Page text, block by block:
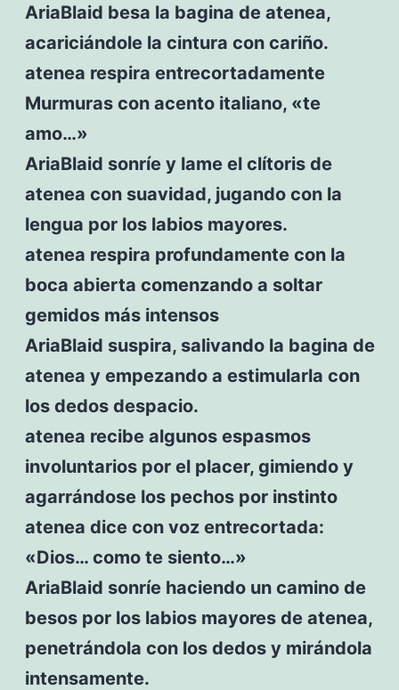
AriaBlaid besa la bagina de atenea,
acariciándole la cintura con cariño.
atenea respira entrecortadamente
Murmuras con acento italiano, «te
amo…»
AriaBlaid sonríe y lame el clítoris de
atenea con suavidad, jugando con la
lengua por los labios mayores.
atenea respira profundamente con la
boca abierta comenzando a soltar
gemidos más intensos
AriaBlaid suspira, salivando la bagina de
atenea y empezando a estimularla con
los dedos despacio.
atenea recibe algunos espasmos
involuntarios por el placer, gimiendo y
agarrándose los pechos por instinto
atenea dice con voz entrecortada:
«Dios… como te siento…»
AriaBlaid sonríe haciendo un camino de
besos por los labios mayores de atenea,
penetrándola con los dedos y mirándola
intensamente.